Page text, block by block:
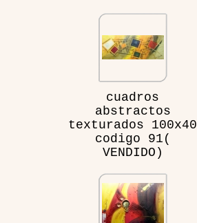
cuadros
abstractos
texturados 100x40
codigo 91(
VENDIDO)